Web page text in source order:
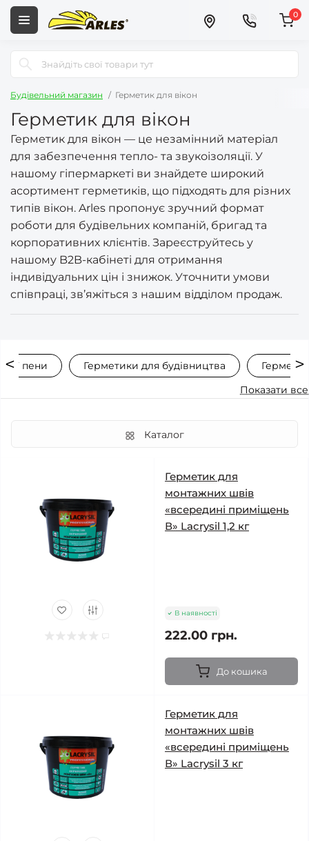
0
Будівельний магазин Герметик для вікон
Герметик для вікон
Герметик для вікон — це незамінний матеріал
для забезпечення тепло- та звукоізоляції. У
нашому гіпермаркеті ви знайдете широкий
асортимент герметиків, що підходять для різних
типів вікон. Arles пропонує зручний формат
роботи для будівельних компаній, бригад та
корпоративних клієнтів. Зареєструйтесь у
нашому B2B-кабінеті для отримання
індивідуальних цін і знижок. Уточнити умови
співпраці, зв’яжіться з нашим відділом продаж.
пени Герметики для будівництва
Показати все
Каталог
Герметик для
монтажних швів
«всередині приміщень
В» Lacrysil 1,2 кг
В наявності
222.00 грн.
До кошика
Герметик для
монтажних швів
«всередині приміщень
В» Lacrysil 3 кг